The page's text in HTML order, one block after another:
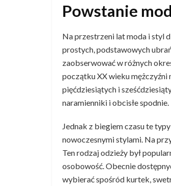
Powstanie
Na przestrzeni lat moda i styl
prostych, podstawowych
zaobserwować w różnych
początku XX wieku mężczyźni
pięćdziesiątych i
naramienniki i obcisłe spodnie.
Jednak z biegiem czasu te
nowoczesnymi stylami. Na
Ten rodzaj odzieży był
osobowość. Obecnie
wybierać spośród kurtek,